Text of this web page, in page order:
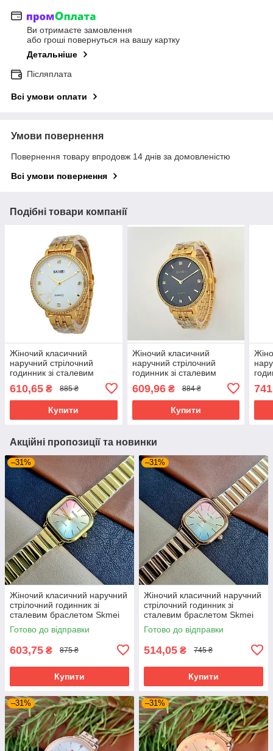
Ви отримаєте замовлення
або гроші повернуться на вашу картку
Детальніше
Післяплата
Всі умови оплати
Умови повернення
Повернення товару впродовж 14 днів за домовленістю
Всі умови повернення
Подібні товари компанії
Жіночий класичний
наручний стрілочний
годинник зі сталевим
GDWT
610,65 ₴ 885 ₴
Купити
Жіночий класичний
наручний стрілочний
годинник зі сталевим
GDBK
609,96₴ 884 ₴
Купити
Акційні пропозиції та новинки
–31%
Жіночий класичний наручний
стрілочний годинник зі
сталевим браслетом Skmei
2190 GD
Готово до відправки
603,75 ₴ 875 ₴
Купити
–31%
Жіночий класичний наручний
стрілочний годинник зі
сталевим браслетом Skmei
2190 RGD
Готово до відправки
514,05 ₴ 745 ₴
Купити
–31% –31%